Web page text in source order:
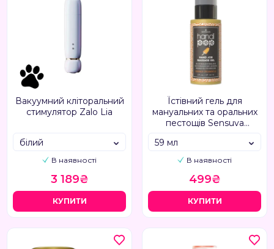
Вакуумний кліторальний
стимулятор Zalo Lia
В наявності
білий
3 189₴
КУПИТИ
Їстівний гель для
мануальних та оральних
пестощів Sensuva
В наявності
59 мл
499₴
КУПИТИ